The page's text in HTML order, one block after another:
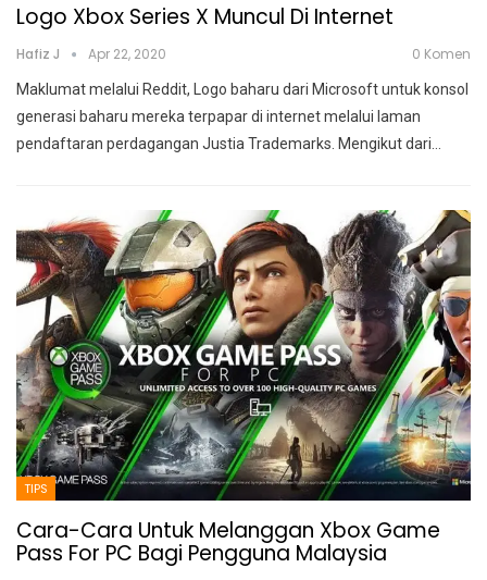
Logo Xbox Series X Muncul Di Internet
Hafiz J Apr 22, 2020 0 Komen
Maklumat melalui Reddit, Logo baharu dari Microsoft untuk konsol
generasi baharu mereka terpapar di internet melalui laman
pendaftaran perdagangan Justia Trademarks. Mengikut dari
TIPS
Cara-Cara Untuk Melanggan Xbox Game
Pass For PC Bagi Pengguna Malaysia